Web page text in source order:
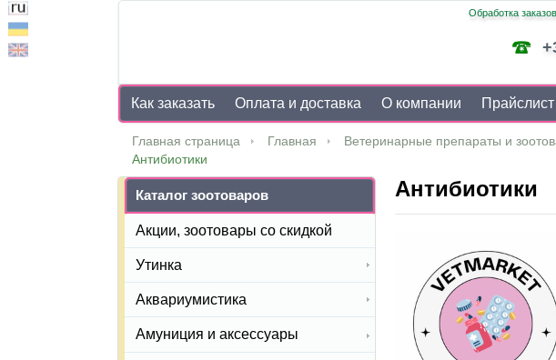
Обработка
Как заказать Оплата и доставка О компании Прайслист
Главная страница Главная Ветеринарные препараты и
Антибиотики
Антибиотики
Каталог зоотоваров
Акции, зоотовары со скидкой
Утинка
Аквариумистика
Амуниция и аксессуары